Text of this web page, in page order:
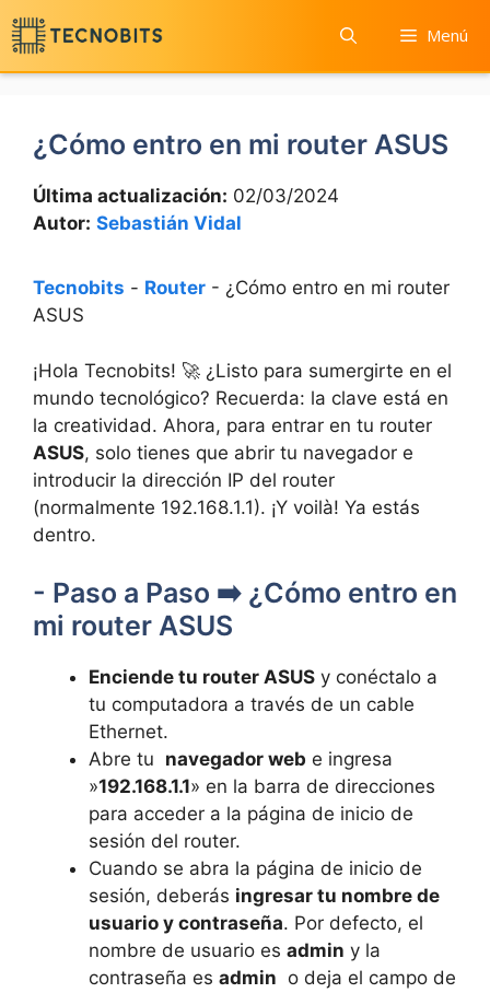
Saltar
al
contenido
Menú
¿Cómo entro en mi router ASUS
Última actualización: 02/03/2024
Autor: Sebastián Vidal
Tecnobits - Router - ¿Cómo entro en mi router
ASUS
¡Hola Tecnobits! 🚀 ¿Listo para⁤ sumergirte ⁣en ⁢el
‌mundo​ tecnológico? Recuerda:⁢ la clave ⁢está ​en
la creatividad. Ahora, para entrar ‌en tu router
ASUS, solo tienes que ​abrir⁤ tu navegador e‌
introducir‍ la ‌dirección IP del router
(normalmente 192.168.1.1). ¡Y voilà! Ya⁣ estás
dentro.
-‍ Paso a Paso ➡️⁣ ¿Cómo entro en
⁣mi router ASUS
Enciende ⁤tu router⁢ ASUS y conéctalo a
tu computadora a través de‌ un‍ cable
Ethernet.
Abre ⁣tu ‌ navegador ‍web e ingresa
‌»192.168.1.1» en la barra de direcciones
para⁣ acceder a la página de ‌inicio de
sesión ⁤del router.
Cuando se abra la página de inicio de
sesión, deberás ingresar ⁢tu ⁤nombre de
usuario y​ contraseña. Por defecto,⁤ el
nombre de usuario es admin y la
contraseña es⁢ admin ‌ o deja ⁣el campo‍ de